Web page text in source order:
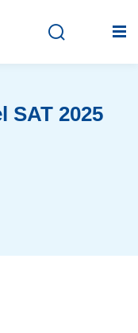
SAT 2025